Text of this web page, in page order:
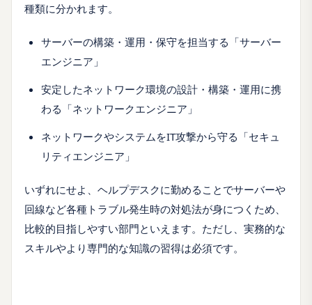
種類に分かれます。
サーバーの構築・運用・保守を担当する「サーバー
エンジニア」
安定したネットワーク環境の設計・構築・運用に携
わる「ネットワークエンジニア」
ネットワークやシステムをIT攻撃から守る「セキュ
リティエンジニア」
いずれにせよ、ヘルプデスクに勤めることでサーバーや
回線など各種トラブル発生時の対処法が身につくため、
比較的目指しやすい部門といえます。ただし、実務的な
スキルやより専門的な知識の習得は必須です。